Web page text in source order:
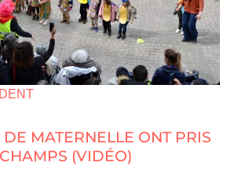
DE MATERNELLE ONT PRIS
(VIDÉO)